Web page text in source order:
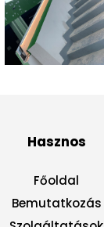
Hasznos
Főoldal
Bemutatkozás